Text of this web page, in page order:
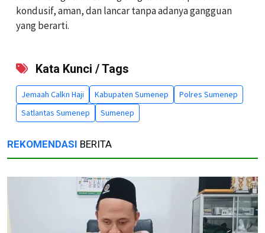
kondusif, aman, dan lancar tanpa adanya gangguan
yang berarti.
Kata Kunci / Tags
Jemaah Calkn Haji Kabupaten Sumenep
Polres Sumenep
Satlantas Sumenep
Sumenep
REKOMENDASI BERITA